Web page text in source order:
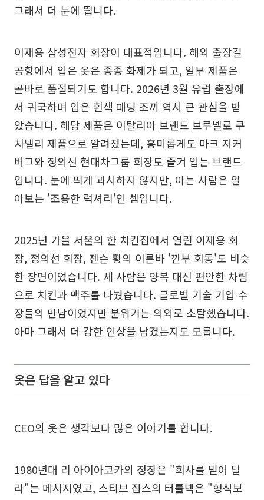
그래서 더 눈에 띕니다.
이재용 삼성전자 회장이 대표적입니다. 해외 출장길
공항에서 입은 옷은 종종 화제가 되고, 일부 제품은
곧바로 품절되기도 합니다. 2026년 3월 유럽 출장에
서 귀국하며 입은 흰색 패딩 조끼 역시 큰 관심을 받
았습니다. 해당 제품은 이탈리아 브랜드 브루넬로 쿠
치넬리 제품으로 알려졌는데, 흥미롭게도 마크 저커
버그와 정의선 현대차그룹 회장도 즐겨 입는 브랜드
입니다. 눈에 띄게 과시하지 않지만, 아는 사람은 알
아보는 '조용한 럭셔리'인 셈입니다.
2025년 가을 서울의 한 치킨집에서 열린 이재용 회
장, 정의선 회장, 젠슨 황의 이른바 '깐부 회동'도 비슷
한 장면이었습니다. 세 사람은 양복 대신 편안한 차림
으로 치킨과 맥주를 나눴습니다. 글로벌 기술 기업 수
장들의 만남이었지만 분위기는 의외로 소탈했습니다.
아마 그래서 더 강한 인상을 남겼는지도 모릅니다.
옷은 답을 알고 있다
CEO의 옷은 생각보다 많은 이야기를 합니다.
1980년대 리 아이아코카의 정장은 "회사를 믿어 달
라"는 메시지였고, 스티브 잡스의 터틀넥은 "형식보